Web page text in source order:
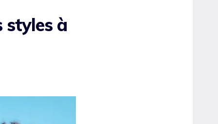
styles à